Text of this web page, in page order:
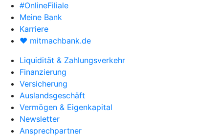
#OnlineFiliale
Meine Bank
Karriere
♥ mitmachbank.de
Liquidität & Zahlungsverkehr
Finanzierung
Versicherung
Auslandsgeschäft
Vermögen & Eigenkapital
Newsletter
Ansprechpartner